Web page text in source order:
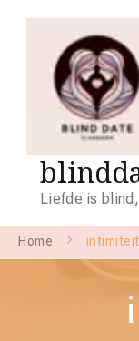
Liefde is
Home intimiteit